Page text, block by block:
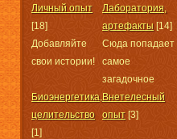
Личный опыт
[18]
Добавляйте
свои истории!
Лаборатория,
артефакты [14]
Сюда попадает
самое
загадочное
Биоэнергетика,
целительство
[1]
Внетелесный
опыт [3]